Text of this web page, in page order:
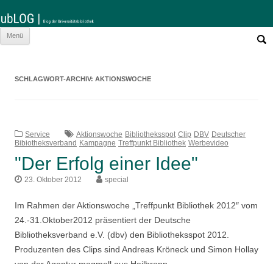
Menü
nach:
SCHLAGWORT-ARCHIV: AKTIONSWOCHE
Service Aktionswoche Bibliotheksspot Clip DBV Deutscher
Bibiotheksverband Kampagne Treffpunkt Bibliothek Werbevideo
"Der Erfolg einer Idee"
23. Oktober 2012 special
Im Rahmen der Aktionswoche „Treffpunkt Bibliothek 2012″ vom
24.-31.Oktober2012 präsentiert der Deutsche
Bibliotheksverband e.V. (dbv) den Bibliotheksspot 2012.
Produzenten des Clips sind Andreas Kröneck und Simon Hollay